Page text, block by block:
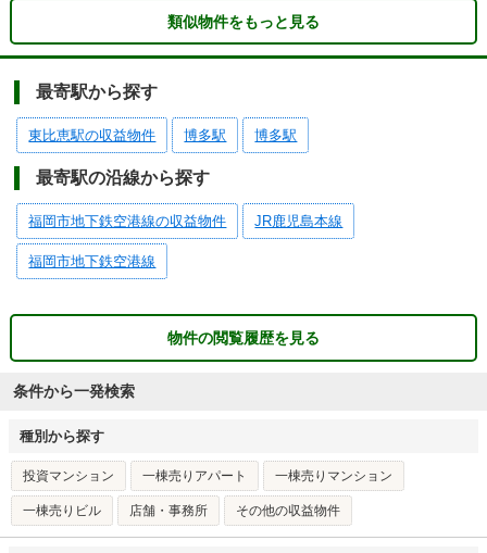
類似物件をもっと見る
最寄駅から探す
東比恵駅の収益物件 博多駅 博多駅
最寄駅の沿線から探す
福岡市地下鉄空港線の収益物件 JR鹿児島本線
福岡市地下鉄空港線
物件の閲覧履歴を見る
条件から一発検索
種別から探す
投資マンション 一棟売りアパート 一棟売りマンション
一棟売りビル 店舗・事務所 その他の収益物件